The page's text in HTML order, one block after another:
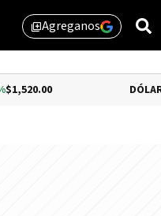
library_addAgreganos
DÓLAR BLUE-